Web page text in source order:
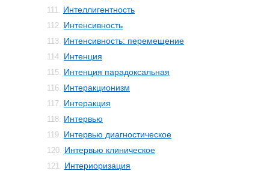
111. Интеллигентность
112. Интенсивность
113. Интенсивность: перемещение
114. Интенция
115. Интенция парадоксальная
116. Интеракционизм
117. Интеракция
118. Интервью
119. Интервью диагностическое
120. Интервью клиническое
121. Интериоризация